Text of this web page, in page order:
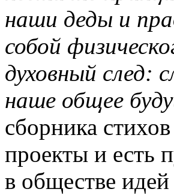
наши деды и
собой
духовный след:
наше общее
сборника
проекты и есть
в обществе